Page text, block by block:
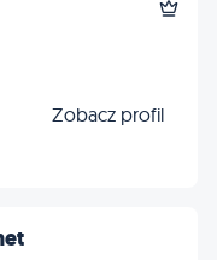
Zobacz profil